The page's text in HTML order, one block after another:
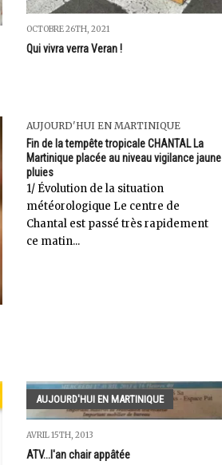
OCTOBRE 26TH, 2021
Qui vivra verra Veran !
AUJOURD'HUI EN MARTINIQUE
Fin de la tempête tropicale CHANTAL La
Martinique placée au niveau vigilance jaune
pluies
1/ Évolution de la situation
météorologique Le centre de
Chantal est passé très rapidement
ce matin...
AUJOURD'HUI EN MARTINIQUE
AVRIL 15TH, 2013
ATV...l'an chair appâtée